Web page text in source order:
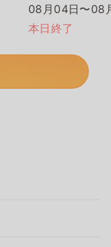
08月04日〜08
本日終了